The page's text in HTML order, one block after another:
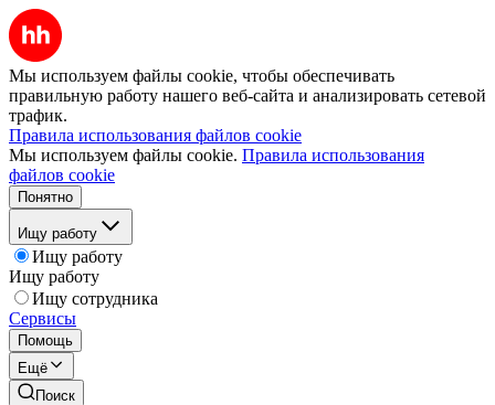
Мы используем файлы cookie, чтобы обеспечивать
правильную работу нашего веб-сайта и анализировать сетевой
трафик.
Правила использования файлов cookie
Мы используем файлы cookie. Правила использования
файлов cookie
Понятно
Ищу работу
Ищу работу
Ищу работу
Ищу сотрудника
Сервисы
Помощь
Ещё
Поиск